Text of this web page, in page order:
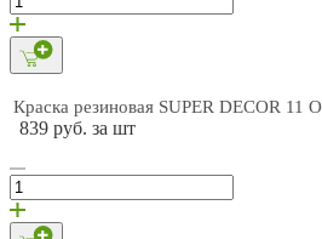
Краска резиновая SUPER DECOR 11
839 руб. за шт